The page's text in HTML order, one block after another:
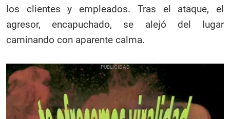
los clientes y empleados. Tras el ataque, el
agresor, encapuchado, se alejó del lugar
caminando con aparente calma.